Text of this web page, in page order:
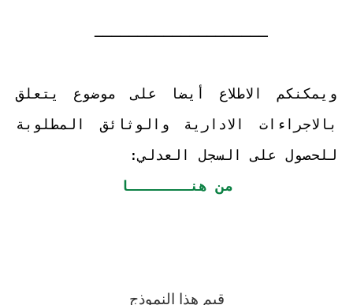
ــــــــــــــــــــ
ويمكنكم الاطلاع أيضا على موضوع يتعلق
بالاجراءات الادارية والوثائق المطلوبة
للحصول على السجل العدلي:
من هنـــــــا
قيم هذا النموذج